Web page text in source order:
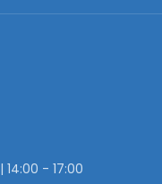
- 17:00